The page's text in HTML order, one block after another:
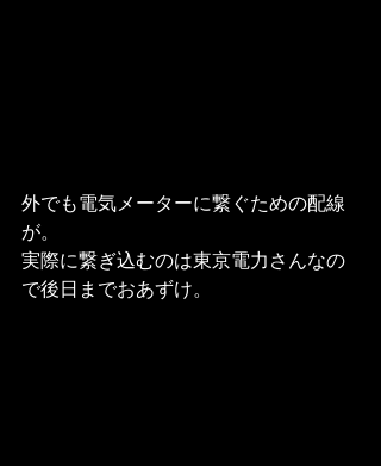
外でも電気メーターに繋ぐための配線
が。
実際に繋ぎ込むのは東京電力さんなの
で後日までおあずけ。